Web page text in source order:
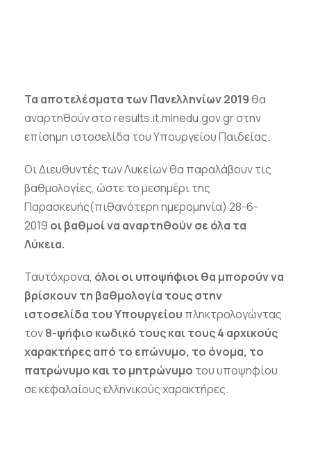
Τα αποτελέσματα των Πανελληνίων 2019θα
αναρτηθούν στο results.it.minedu.gov.gr στην
επίσημη ιστοσελίδα του Υπουργείου Παιδείας.
Οι Διευθυντές των Λυκείων θα παραλάβουν τις
βαθμολογίες, ώστε το μεσημέρι της
Παρασκευής(πιθανότερη ημερομηνία) 28-6-
2019 οι βαθμοί να αναρτηθούν σε όλα τα
Λύκεια.
Ταυτόχρονα, όλοι οι υποψήφιοι θα μπορούν να
βρίσκουν τη βαθμολογία τους στην
ιστοσελίδα του Υπουργείου πληκτρολογώντας
τον8-ψήφιο κωδικό τους και τους 4 αρχικούς
χαρακτήρες από το επώνυμο, το όνομα, το
πατρώνυμο και το μητρώνυμο του υποψηφίου
σε κεφαλαίους ελληνικούς χαρακτήρες.